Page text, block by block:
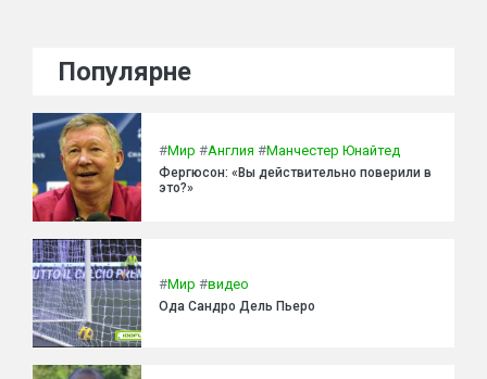
Популярне
#Мир #Англия #Манчестер Юнайтед
Фергюсон: «Вы действительно поверили в
это?»
#Мир #видео
Ода Сандро Дель Пьеро